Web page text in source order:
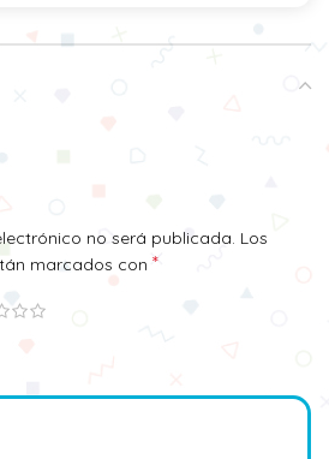
no será publicada. Los
marcados con *